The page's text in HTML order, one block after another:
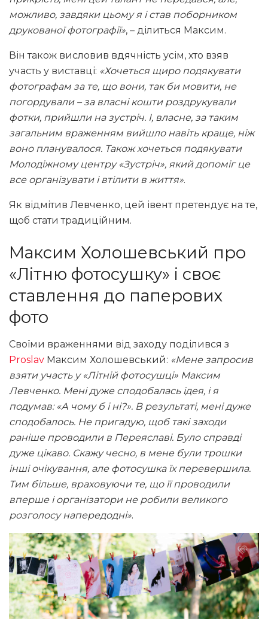
можливо, завдяки цьому я і став поборником
друкованої фотографії», – ділиться Максим.
Він також висловив вдячність усім, хто взяв
участь у виставці: «Хочеться щиро подякувати
фотографам за те, що вони, так би мовити, не
погордували – за власні кошти роздрукували
фотки, прийшли на зустріч. І, власне, за таким
загальним враженням вийшло навіть краще, ніж
воно планувалося. Також хочеться подякувати
Молодіжному центру «Зустріч», який допоміг це
все організувати і втілити в життя».
Як відмітив Левченко, цей івент претендує на те,
щоб стати традиційним.
Максим Холошевський про
«Літню фотосушку» і своє
ставлення до паперових
фото
Своїми враженнями від заходу поділився з
Proslav Максим Холошевський: «Мене запросив
взяти участь у «Літній фотосушці» Максим
Левченко. Мені дуже сподобалась ідея, і я
подумав: «А чому б і ні?». В результаті, мені дуже
сподобалось. Не пригадую, щоб такі заходи
раніше проводили в Переяславі. Було справді
дуже цікаво. Скажу чесно, в мене були трошки
інші очікування, але фотосушка їх перевершила.
Тим більше, враховуючи те, що її проводили
вперше і організатори не робили великого
розголосу напередодні».